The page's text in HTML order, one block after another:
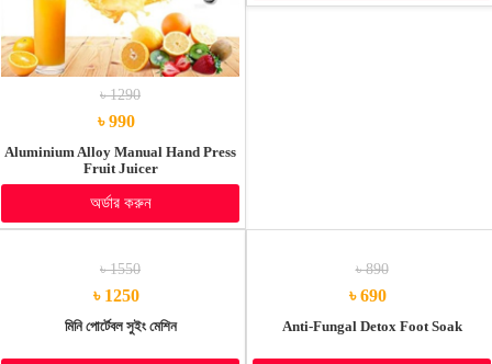
৳ 990
৳ 1290
Aluminium Alloy Manual Hand Press
Fruit Juicer
অর্ডার করুন
৳ 1250
৳ 1550
মিনি পোর্টেবল সুইং মেশিন
৳ 690
৳ 890
Anti-Fungal Detox Foot Soak